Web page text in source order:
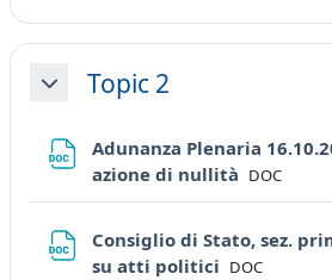
MinimizzaTopic 2
Adunanza Plenaria
azione di nullità File
DOC
Consiglio di Stato, sez.
su atti politici File
DOC